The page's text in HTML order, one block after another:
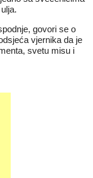
govori se o
vjernika da je
svetu misu i